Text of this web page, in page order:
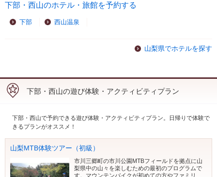
下部・西山のホテル・旅館を予約する
下部 西山温泉
山梨県でホテルを探す
下部・西山の遊び体験・アクティビティプラン
下部・西山で予約できる遊び体験・アクティビティプラン。日帰りで体験で
きるプランがオススメ！
山梨MTB体験ツアー（初級）
市川三郷町の市川公園MTBフィールドを拠点に山
梨県中の山々を楽しむための最初のプログラムで
す。マウンテンバイクが初めての方やファミリ